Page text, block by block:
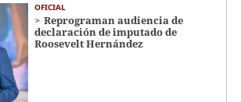
OFICIAL
Reprograman audiencia de
declaración de imputado de
Roosevelt Hernández